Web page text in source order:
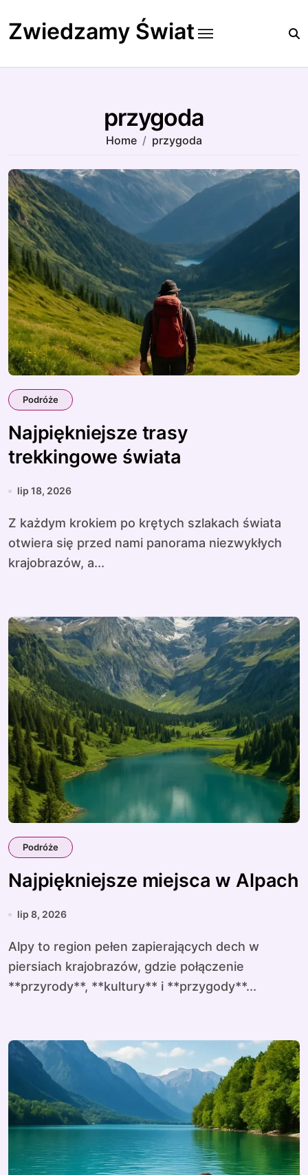
to
content
Zwiedzamy Świat
przygoda
Home przygoda
Podróże
Najpiękniejsze trasy
trekkingowe świata
lip 18, 2026
Z każdym krokiem po krętych szlakach świata
otwiera się przed nami panorama niezwykłych
krajobrazów, a...
Podróże
Najpiękniejsze miejsca w Alpach
lip 8, 2026
Alpy to region pełen zapierających dech w
piersiach krajobrazów, gdzie połączenie
**przyrody**, **kultury** i **przygody**...